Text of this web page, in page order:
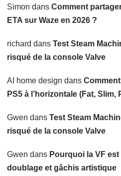
Simon dans Comment
ETA sur Waze en 2026 ?
richard dans Test Steam
risqué de la console Valve
AI home design dans
PS5 à l’horizontale (Fat, Slim,
Gwen dans Test Steam
risqué de la console Valve
Gwen dans Pourquoi la VF
doublage et gâchis artistique